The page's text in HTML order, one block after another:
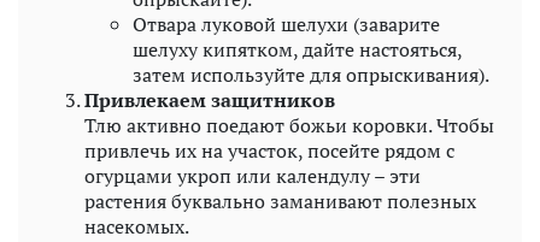
Отвара луковой шелухи (заварите
шелуху кипятком, дайте настояться,
затем используйте для опрыскивания).
Привлекаем защитников
Тлю активно поедают божьи коровки. Чтобы
привлечь их на участок, посейте рядом с
огурцами укроп или календулу – эти
растения буквально заманивают полезных
насекомых.